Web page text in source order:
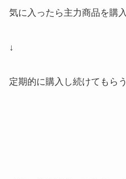
気に入ったら主力商品を購
↓
定期的に購入し続けてもらう